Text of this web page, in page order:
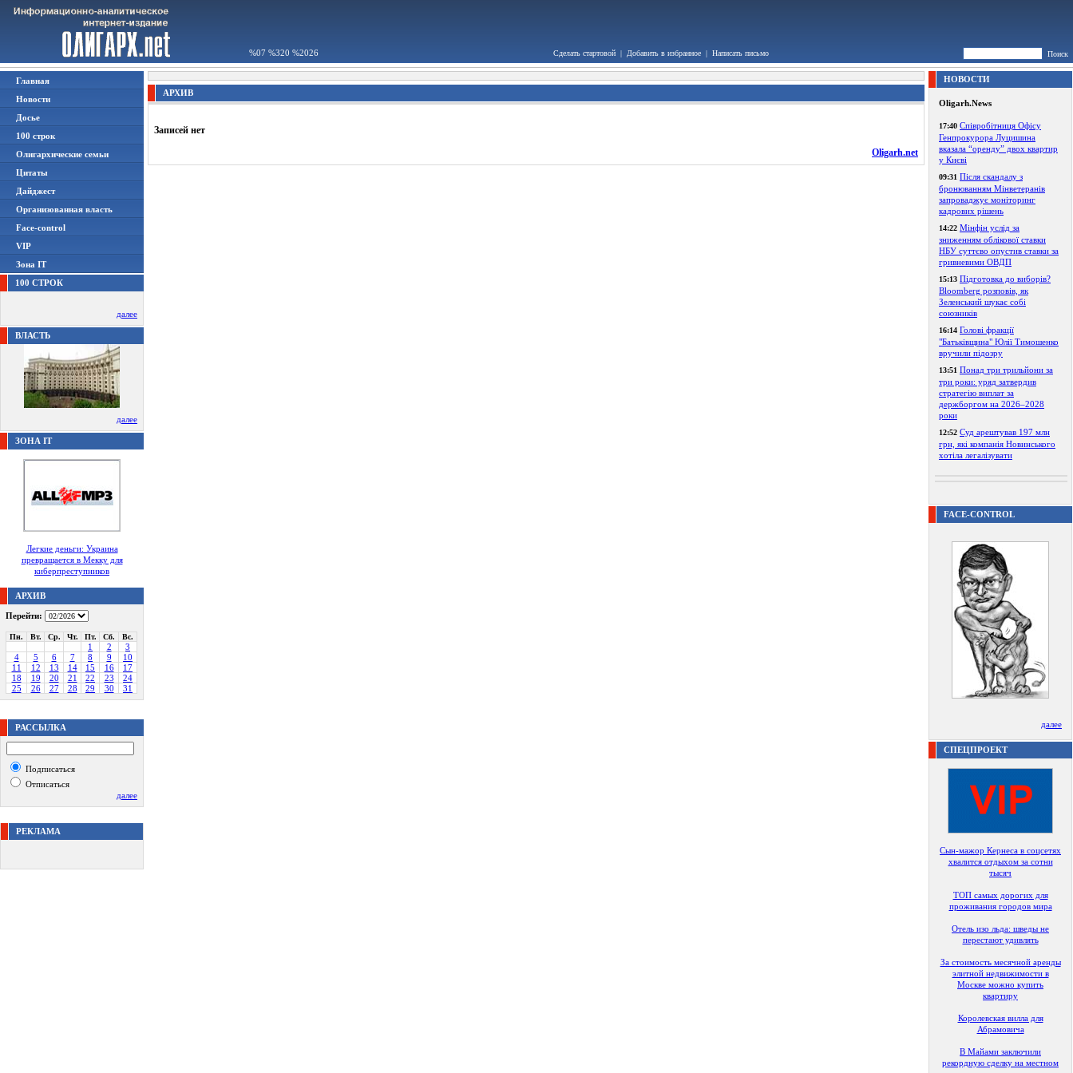
%07 %320 %2026 Сделать стартовой | Добавить в избранное | Написать письмо Поиск
Главная
Новости
Досье
100 строк
Олигархические семьи
Цитаты
Дайджест
Организованная власть
Face-control
VIP
Зона IT
100 СТРОК
далее
ВЛАСТЬ
далее
ЗОНА IT
Легкие деньги: Украина
превращается в Мекку для
киберпреступников
АРХИВ
Перейти:
Пн. Вт. Ср. Чт. Пт. Сб. Вс.
1 2
3
4
5 6 7 8 9
10
11
12 13 14 15 16
17
18
19 20 21 22 23
24
25
26 27 28 29 30 31
РАССЫЛКА
Подписаться
Отписаться
далее
РЕКЛАМА
АРХИВ
Записей нет
Oligarh.net
НОВОСТИ
Oligarh.News
17:40 Співробітниця Офісу
Генпрокурора Луцишина
вказала “оренду” двох квартир
у Києві
09:31 Після скандалу з
бронюванням Мінветеранів
запроваджує моніторинг
кадрових рішень
14:22 Мінфін услід за
зниженням облікової ставки
НБУ суттєво опустив ставки за
гривневими ОВДП
15:13 Підготовка до виборів?
Bloomberg розповів, як
Зеленський шукає собі
союзників
16:14 Голові фракції
"Батьківщина" Юлії Тимошенко
вручили підозру
13:51 Понад три трильйони за
три роки: уряд затвердив
стратегію виплат за
держборгом на 2026–2028
роки
12:52 Суд арештував 197 млн
грн, які компанія Новинського
хотіла легалізувати
FACE-CONTROL
далее
СПЕЦПРОЕКТ
Сын-мажор Кернеса в соцсетях
хвалится отдыхом за сотни
тысяч
ТОП самых дорогих для
проживания городов мира
Отель изо льда: шведы не
перестают удивлять
За стоимость месячной аренды
элитной недвижимости в
Москве можно купить
квартиру
Королевская вилла для
Абрамовича
В Майами заключили
рекордную сделку на местном